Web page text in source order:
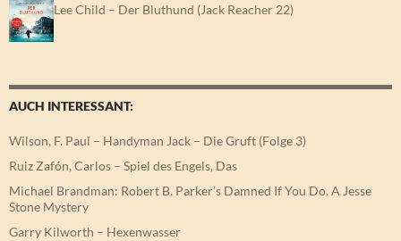
Lee Child – Der Bluthund (Jack Reacher 22)
AUCH INTERESSANT:
Wilson, F. Paul – Handyman Jack – Die Gruft (Folge 3)
Ruiz Zafón, Carlos – Spiel des Engels, Das
Michael Brandman: Robert B. Parker’s Damned If You Do. A Jesse
Stone Mystery
Garry Kilworth – Hexenwasser